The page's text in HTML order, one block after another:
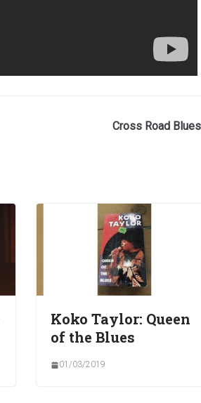
Cross Road Blues
Koko Taylor: Queen
of the Blues
01/03/2019